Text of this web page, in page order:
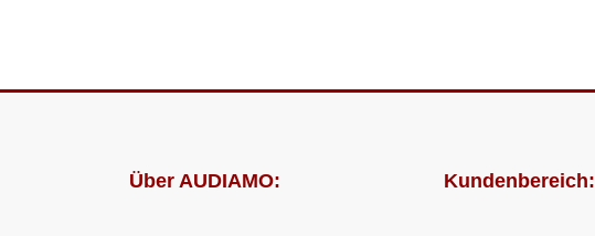
Über AUDIAMO: Kundenbereich: